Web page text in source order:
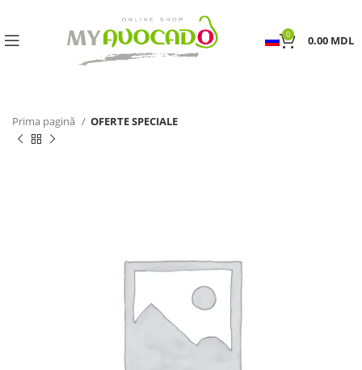
0 0.00 MDL
Prima pagină OFERTE SPECIALE